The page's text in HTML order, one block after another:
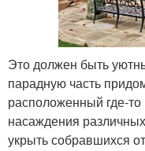
Это должен быть
парадную часть
расположенный где-то
насаждения
укрыть собравшихся